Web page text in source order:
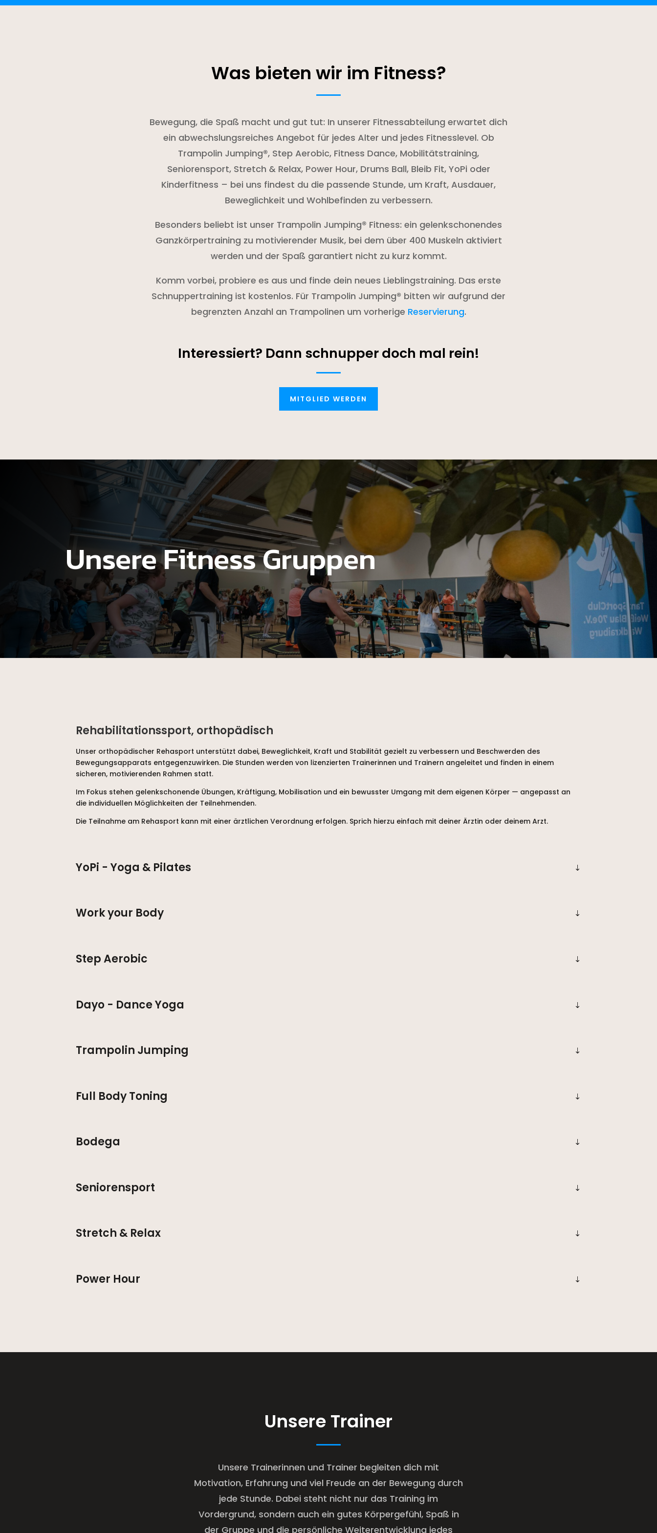
Was bieten wir im Fitness?
Bewegung, die Spaß macht und gut tut: In unserer Fitnessabteilung erwartet dich
ein abwechslungsreiches Angebot für jedes Alter und jedes Fitnesslevel. Ob
Trampolin Jumping®, Step Aerobic, Fitness Dance, Mobilitätstraining,
Seniorensport, Stretch & Relax, Power Hour, Drums Ball, Bleib Fit, YoPi oder
Kinderfitness – bei uns findest du die passende Stunde, um Kraft, Ausdauer,
Beweglichkeit und Wohlbefinden zu verbessern.
Besonders beliebt ist unser Trampolin Jumping® Fitness: ein gelenkschonendes
Ganzkörpertraining zu motivierender Musik, bei dem über 400 Muskeln aktiviert
werden und der Spaß garantiert nicht zu kurz kommt.
Komm vorbei, probiere es aus und finde dein neues Lieblingstraining. Das erste
Schnuppertraining ist kostenlos. Für Trampolin Jumping® bitten wir aufgrund der
begrenzten Anzahl an Trampolinen um vorherige Reservierung.
Interessiert? Dann schnupper doch mal rein!
MITGLIED WERDEN
Unsere Fitness Gruppen
Rehabilitationssport, orthopädisch
Unser orthopädischer Rehasport unterstützt dabei, Beweglichkeit, Kraft und Stabilität gezielt zu verbessern und Beschwerden des
Bewegungsapparats entgegenzuwirken. Die Stunden werden von lizenzierten Trainerinnen und Trainern angeleitet und finden in einem
sicheren, motivierenden Rahmen statt.
Im Fokus stehen gelenkschonende Übungen, Kräftigung, Mobilisation und ein bewusster Umgang mit dem eigenen Körper — angepasst an
die individuellen Möglichkeiten der Teilnehmenden.
Die Teilnahme am Rehasport kann mit einer ärztlichen Verordnung erfolgen. Sprich hierzu einfach mit deiner Ärztin oder deinem Arzt.
YoPi - Yoga & Pilates
Work your Body
Step Aerobic
Dayo - Dance Yoga
Trampolin Jumping
Full Body Toning
Bodega
Seniorensport
Stretch & Relax
Power Hour
Unsere Trainer
Unsere Trainerinnen und Trainer begleiten dich mit
Motivation, Erfahrung und viel Freude an der Bewegung durch
jede Stunde. Dabei steht nicht nur das Training im
Vordergrund, sondern auch ein gutes Körpergefühl, Spaß in
der Gruppe und die persönliche Weiterentwicklung jedes